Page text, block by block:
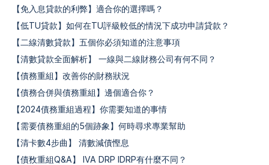
【免入息貸款的利弊】適合你的選擇嗎？
【低TU貸款】如何在TU評級較低的情況下成功申請貸款？
【二線清數貸款】五個你必須知道的注意事項
【清數貸款全面解析】 一線與二線財務公司有何不同？
【債務重組】改善你的財務狀況
【債務合併與債務重組】邊個適合你？
【2024債務重組過程】你需要知道的事情
【需要債務重組的5個跡象】何時尋求專業幫助
【清卡數4步曲】 清數減債慳息
【債敄重組Q&A】 IVA DRP IDRP有什麼不同？